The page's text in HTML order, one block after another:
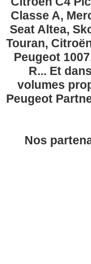
Classe A,
Seat Altea,
Touran,
Peugeot
R... Et
volumes
Peugeot
Nos